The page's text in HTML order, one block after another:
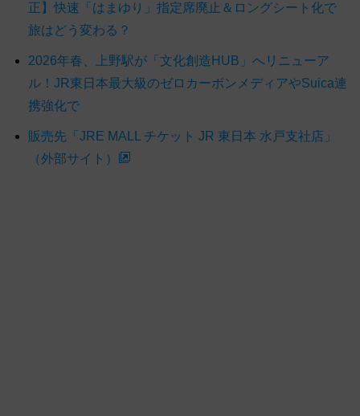
正】快速「はまゆり」指定席廃止＆ロングシート化で
旅はどう変わる？
2026年春、上野駅が「文化創造HUB」へリニューア
ル！JR東日本最大級のゼロカーボンメディアやSuica連
携強化で
販売先「JRE MALL チケット JR 東日本 水戸支社店」
（外部サイト）